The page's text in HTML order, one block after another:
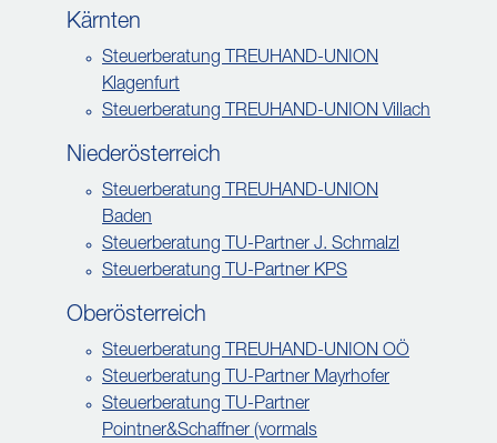
Kärnten
Steuerberatung TREUHAND-UNION
Klagenfurt
Steuerberatung TREUHAND-UNION Villach
Niederösterreich
Steuerberatung TREUHAND-UNION
Baden
Steuerberatung TU-Partner J. Schmalzl
Steuerberatung TU-Partner KPS
Oberösterreich
Steuerberatung TREUHAND-UNION OÖ
Steuerberatung TU-Partner Mayrhofer
Steuerberatung TU-Partner
Pointner&Schaffner (vormals